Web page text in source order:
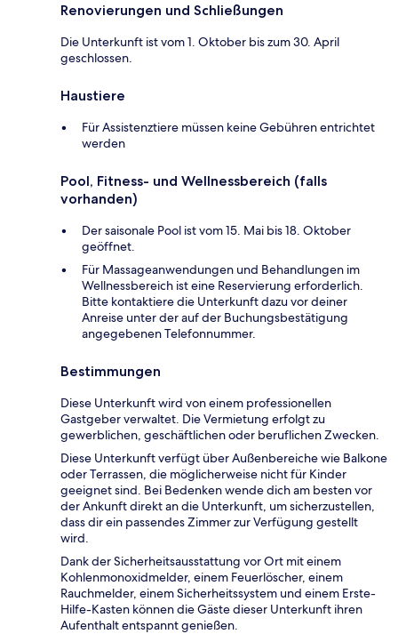
Renovierungen und Schließungen
Die Unterkunft ist vom 1. Oktober bis zum 30. April
geschlossen.
Haustiere
Für Assistenztiere müssen keine Gebühren entrichtet
werden
Pool, Fitness- und Wellnessbereich (falls
vorhanden)
Der saisonale Pool ist vom 15. Mai bis 18. Oktober
geöffnet.
Für Massageanwendungen und Behandlungen im
Wellnessbereich ist eine Reservierung erforderlich.
Bitte kontaktiere die Unterkunft dazu vor deiner
Anreise unter der auf der Buchungsbestätigung
angegebenen Telefonnummer.
Bestimmungen
Diese Unterkunft wird von einem professionellen
Gastgeber verwaltet. Die Vermietung erfolgt zu
gewerblichen, geschäftlichen oder beruflichen Zwecken.
Diese Unterkunft verfügt über Außenbereiche wie Balkone
oder Terrassen, die möglicherweise nicht für Kinder
geeignet sind. Bei Bedenken wende dich am besten vor
der Ankunft direkt an die Unterkunft, um sicherzustellen,
dass dir ein passendes Zimmer zur Verfügung gestellt
wird.
Dank der Sicherheitsausstattung vor Ort mit einem
Kohlenmonoxidmelder, einem Feuerlöscher, einem
Rauchmelder, einem Sicherheitssystem und einem Erste-
Hilfe-Kasten können die Gäste dieser Unterkunft ihren
Aufenthalt entspannt genießen.